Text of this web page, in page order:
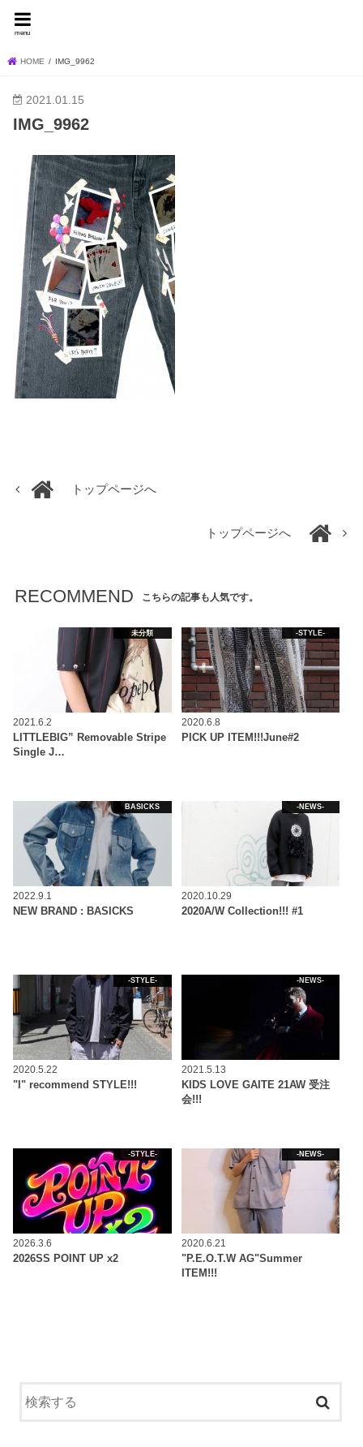
menu
HOME IMG_9962
2021.01.15
IMG_9962
トップページへ
トップページへ
RECOMMEND こちらの記事も人気です。
未分類
2021.6.2
LITTLEBIG” Removable Stripe
Single J…
-STYLE-
2020.6.8
PICK UP ITEM!!!June#2
BASICKS
2022.9.1
NEW BRAND : BASICKS
-NEWS-
2020.10.29
2020A/W Collection!!! #1
-STYLE-
2020.5.22
"I" recommend STYLE!!!
-NEWS-
2021.5.13
KIDS LOVE GAITE 21AW 受注
会!!!
-STYLE-
2026.3.6
2026SS POINT UP x2
-NEWS-
2020.6.21
"P.E.O.T.W AG"Summer
ITEM!!!